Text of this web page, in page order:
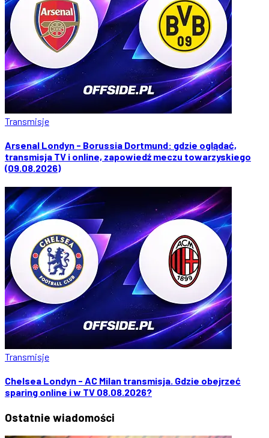
Transmisje
Arsenal Londyn - Borussia Dortmund: gdzie oglądać,
transmisja TV i online, zapowiedź meczu towarzyskiego
(09.08.2026)
Transmisje
Chelsea Londyn - AC Milan transmisja. Gdzie obejrzeć
sparing online i w TV 08.08.2026?
Ostatnie wiadomości